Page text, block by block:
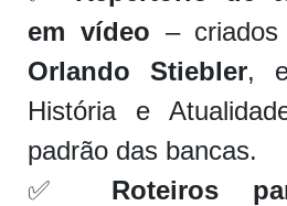
em vídeo –
Orlando Stiebler,
História e
padrão das bancas.
✅ Roteiros